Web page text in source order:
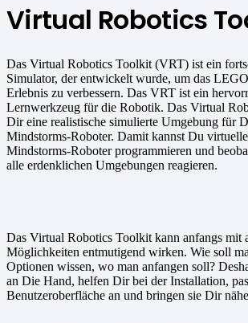
Virtual Robotics
Das Virtual Robotics Toolkit (VRT) ist ein
Simulator, der entwickelt wurde, um das
Erlebnis zu verbessern. Das VRT ist ein
Lernwerkzeug für die Robotik. Das Virtual
Dir eine realistische simulierte Umgebung für
Mindstorms-Roboter. Damit kannst Du
Mindstorms-Roboter programmieren und
alle erdenklichen Umgebungen reagieren.
Das Virtual Robotics Toolkit kann anfangs mit
Möglichkeiten entmutigend wirken. Wie soll
Optionen wissen, wo man anfangen soll?
an Die Hand, helfen Dir bei der Installation,
Benutzeroberfläche an und bringen sie Dir